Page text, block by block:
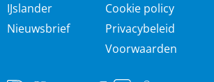
IJslander
Nieuwsbrief
Cookie policy
Privacybeleid
Voorwaarden